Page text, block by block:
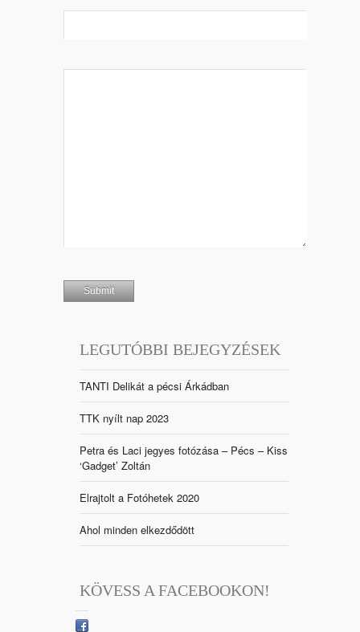
LEGUTÓBBI BEJEGYZÉSEK
TANTI Delikát a pécsi Árkádban
TTK nyílt nap 2023
Petra és Laci jegyes fotózása – Pécs – Kiss
‘Gadget’ Zoltán
Elrajtolt a Fotóhetek 2020
Ahol minden elkezdődött
KÖVESS A FACEBOOKON!